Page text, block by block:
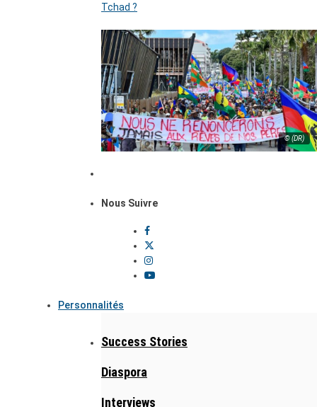
Tchad ?
© (DR)
Nous Suivre
Personnalités
Success Stories
Diaspora
Interviews